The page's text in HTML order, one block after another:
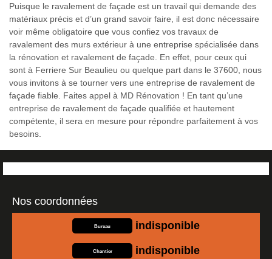
Puisque le ravalement de façade est un travail qui demande des
matériaux précis et d’un grand savoir faire, il est donc nécessaire
voir même obligatoire que vous confiez vos travaux de
ravalement des murs extérieur à une entreprise spécialisée dans
la rénovation et ravalement de façade. En effet, pour ceux qui
sont à Ferriere Sur Beaulieu ou quelque part dans le 37600, nous
vous invitons à se tourner vers une entreprise de ravalement de
façade fiable. Faites appel à MD Rénovation ! En tant qu’une
entreprise de ravalement de façade qualifiée et hautement
compétente, il sera en mesure pour répondre parfaitement à vos
besoins.
Nos coordonnées
Bureau indisponible
Chantier indisponible